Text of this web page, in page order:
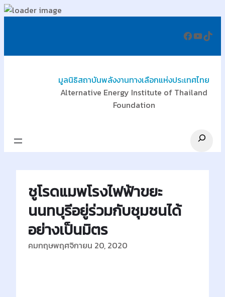
เนื้อหา
มูลนิธิสถาบันพลังงานทางเลือกแห่งประเทศไทย
Alternative Energy Institute of Thailand
Foundation
Search
ชูโรดแมพโรงไฟฟ้าขยะ
นนทบุรีอยู่ร่วมกับชุมชนได้
อย่างเป็นมิตร
คมกฤษพฤศจิกายน 20, 2020